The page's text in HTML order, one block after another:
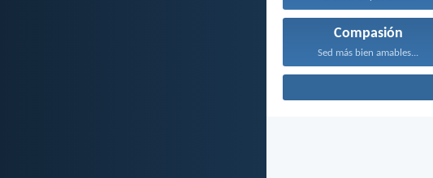
Compasión
Sed más bien amables...